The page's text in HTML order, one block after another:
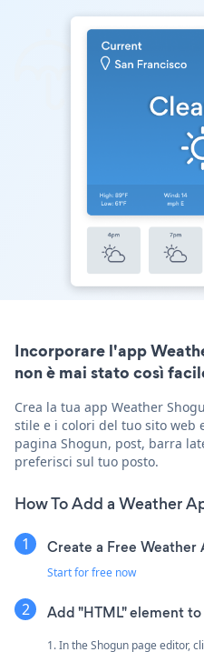
Incorporare l'app
non è mai stato così
Crea la tua app Weather
stile e i colori del tuo sito web
pagina Shogun, post, barra
preferisci sul tuo posto.
How To Add a Weather
Create a Free Weather
Start for free now
Add "HTML" element
1. In the Shogun page editor,